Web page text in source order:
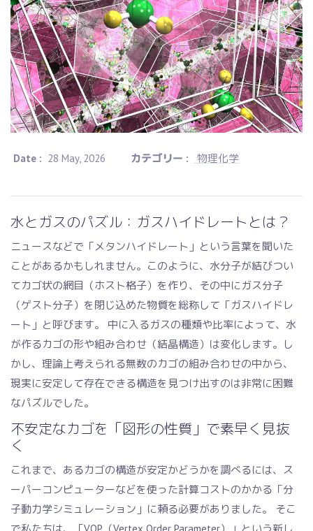
Date : 28 May, 2026 カテゴリー : 物理化学
水とガスのパズル：ガスハイドレートとは？
ニュースなどで「メタンハイドレート」という言葉を聞いた
ことがあるかもしれません。このように、水分子が結びつい
てカゴ状の網目（ホスト格子）を作り、その中にガス分子
（ゲスト分子）を閉じ込めた物質を総称して「ガスハイドレ
ート」と呼びます。 中に入るガスの種類や比率によって、水
が作るカゴの形や組み合わせ（結晶構造）は変化します。し
かし、理論上考えられる無数のカゴの組み合わせの中から、
現実に安定して存在できる構造を見つけ出すのは非常に困難
なパズルでした。
不安定なカゴを「図形の性質」で素早く見抜
く
これまで、あるカゴの構造が安定かどうかを調べるには、ス
ーパーコンピューターなどを使った計算コストのかかる「分
子動力学シミュレーション」に頼る必要がありました。 そこ